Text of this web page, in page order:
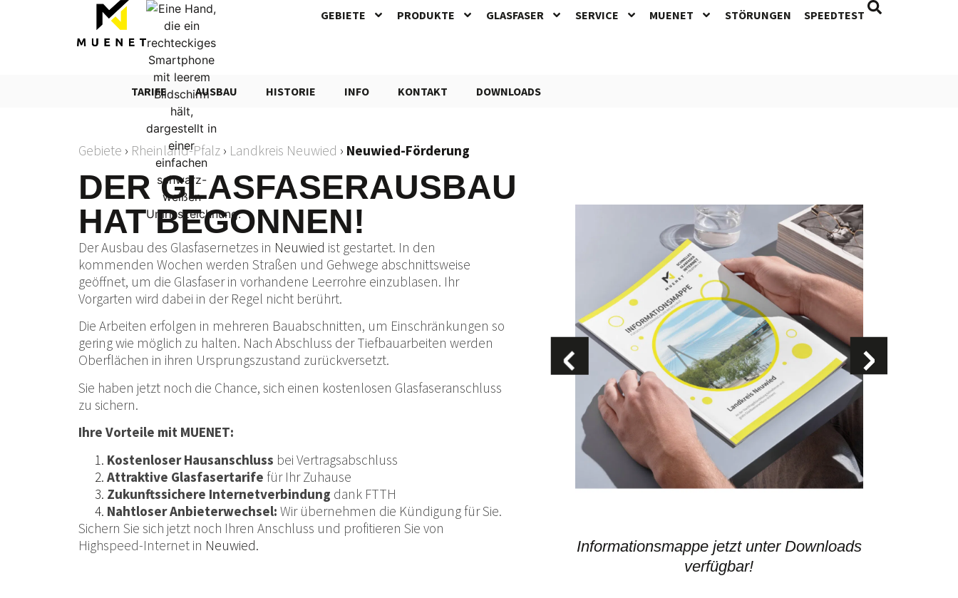
GEBIETE PRODUKTE GLASFASER SERVICE MUENET STÖRUNGEN SPEEDTEST
TARIFE AUSBAU HISTORIE INFO KONTAKT DOWNLOADS
Gebiete › Rheinland-Pfalz › Landkreis Neuwied › Neuwied-Förderung
DER GLASFASERAUSBAU
HAT BEGONNEN!
Der Ausbau des Glasfasernetzes in Neuwied ist gestartet. In den
kommenden Wochen werden Straßen und Gehwege abschnittsweise
geöffnet, um die Glasfaser in vorhandene Leerrohre einzublasen. Ihr
Vorgarten wird dabei in der Regel nicht berührt.
Die Arbeiten erfolgen in mehreren Bauabschnitten, um Einschränkungen so
gering wie möglich zu halten. Nach Abschluss der Tiefbauarbeiten werden
Oberflächen in ihren Ursprungszustand zurückversetzt.
Sie haben jetzt noch die Chance, sich einen kostenlosen Glasfaseranschluss
zu sichern.
Ihre Vorteile mit MUENET:
Kostenloser Hausanschluss bei Vertragsabschluss
Attraktive Glasfasertarife für Ihr Zuhause
Zukunftssichere Internetverbindung dank FTTH
Nahtloser Anbieterwechsel: Wir übernehmen die Kündigung für Sie.
Sichern Sie sich jetzt noch Ihren Anschluss und profitieren Sie von
Highspeed-Internet in Neuwied.
Informationsmappe jetzt unter Downloads
verfügbar!